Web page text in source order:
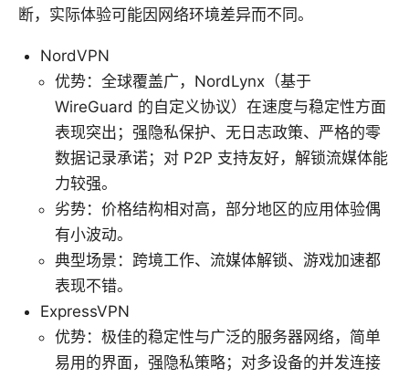
断，实际体验可能因网络环境差异而不同。
NordVPN
优势：全球覆盖广，NordLynx（基于
WireGuard 的自定义协议）在速度与稳定性方面
表现突出；强隐私保护、无日志政策、严格的零
数据记录承诺；对 P2P 支持友好，解锁流媒体能
力较强。
劣势：价格结构相对高，部分地区的应用体验偶
有小波动。
典型场景：跨境工作、流媒体解锁、游戏加速都
表现不错。
ExpressVPN
优势：极佳的稳定性与广泛的服务器网络，简单
易用的界面，强隐私策略；对多设备的并发连接